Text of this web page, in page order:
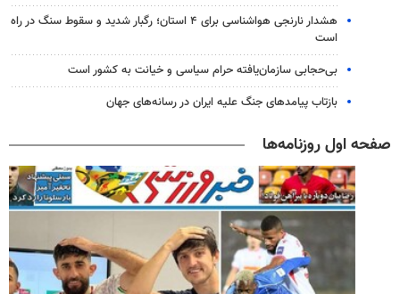
هشدار نارنجی هواشناسی برای ۴ استان؛ رگبار شدید و سقوط سنگ در راه
است
بی‌حجابی سازمان‌یافته حرام سیاسی و خیانت به کشور است
بازتاب پیامدهای جنگ علیه ایران در رسانه‌های جهان
صفحه اول روزنامه‌ها